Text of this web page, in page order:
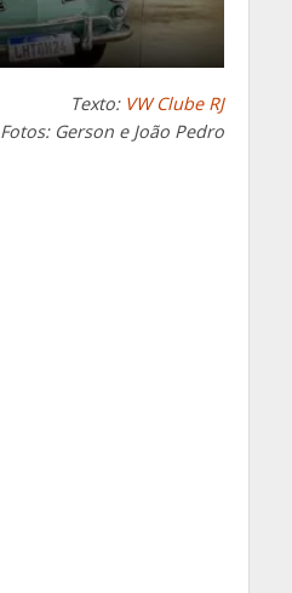
Texto: VW Clube RJ
Fotos: Gerson e João Pedro